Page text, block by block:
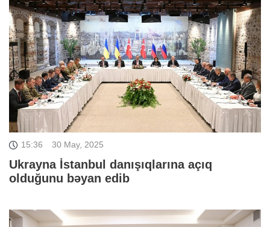
15:36 30 May, 2025
Ukrayna İstanbul danışıqlarına açıq
olduğunu bəyan edib